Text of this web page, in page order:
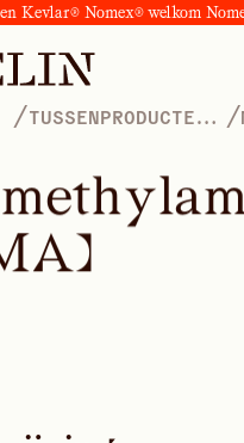
Kevlar® Nomex® welkom
/TUSSENPRODUCTEN
/
methylam
A)